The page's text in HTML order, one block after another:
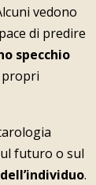
vedono
di predire
specchio
propri
futuro o sul
.